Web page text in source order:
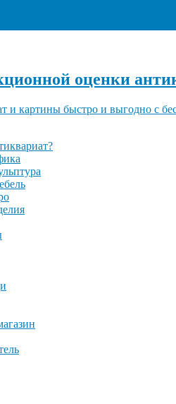
оценки
и картины быстро и выгодно с